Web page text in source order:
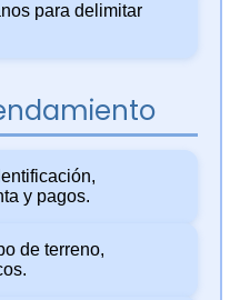
para delimitar
y pagos.
de terreno,